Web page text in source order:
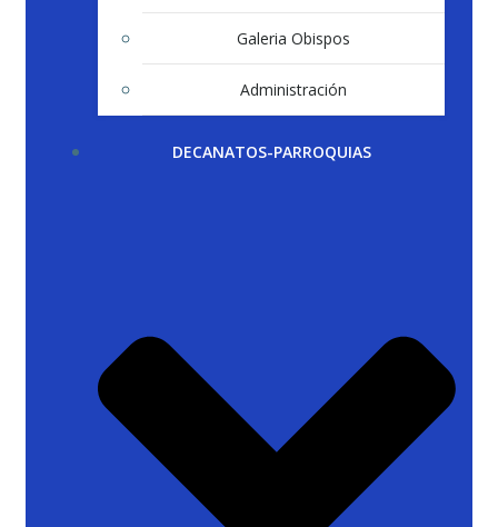
Galeria Obispos
Administración
DECANATOS-PARROQUIAS